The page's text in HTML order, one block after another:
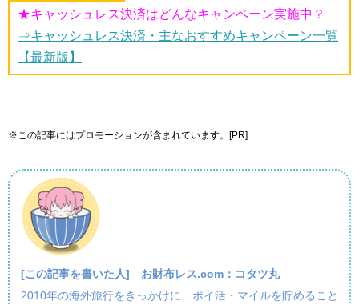
★キャッシュレス決済はどんなキャンペーン実施中？
⇒キャッシュレス決済・主なおすすめキャンペーン一覧
【最新版】
※この記事にはプロモーションが含まれています。[PR]
[この記事を書いた人] お財布レス.com：コタツ丸
2010年の海外旅行をきっかけに、ポイ活・マイルを貯めること